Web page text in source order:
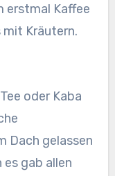
erstmal Kaffee
mit Kräutern.
oder Kaba
Dach gelassen
gab allen